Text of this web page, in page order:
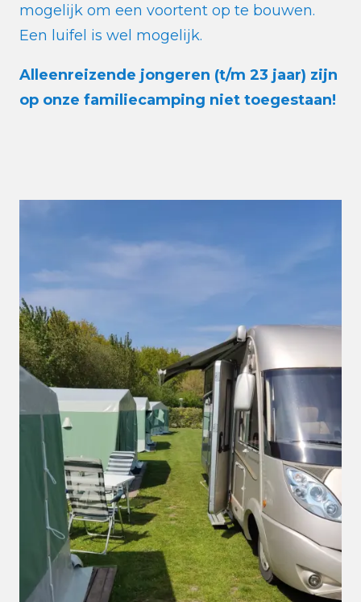
mogelijk om een voortent op te bouwen.
Een luifel is wel mogelijk.
Alleenreizende jongeren (t/m 23 jaar) zijn
op onze familiecamping niet toegestaan!